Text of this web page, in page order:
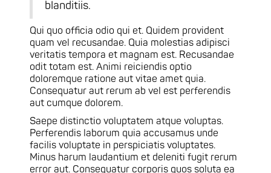
blanditiis.
Qui quo officia odio qui et. Quidem provident
quam vel recusandae. Quia molestias adipisci
veritatis tempora et magnam est. Recusandae
odit totam est. Animi reiciendis optio
doloremque ratione aut vitae amet quia.
Consequatur aut rerum ab vel est perferendis
aut cumque dolorem.
Saepe distinctio voluptatem atque voluptas.
Perferendis laborum quia accusamus unde
facilis voluptate in perspiciatis voluptates.
Minus harum laudantium et deleniti fugit rerum
error aut. Consequatur corporis quos soluta ea